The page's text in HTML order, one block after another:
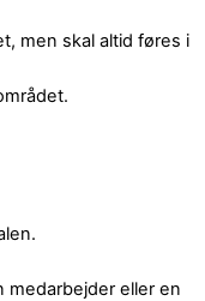
men skal altid føres i
medarbejder eller en